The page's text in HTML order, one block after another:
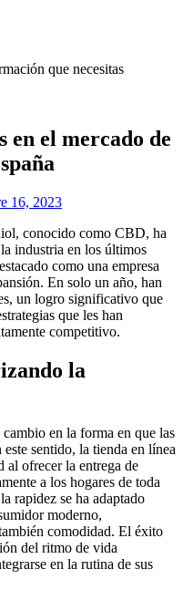
que necesitas
en el mercado de
16, 2023
conocido como CBD, ha
industria en los últimos
como una empresa
En solo un año, han
un logro significativo que
que les han
competitivo.
la
en la forma en que las
sentido, la tienda en línea
al ofrecer la entrega de
a los hogares de toda
rapidez se ha adaptado
moderno,
comodidad. El éxito
del ritmo de vida
en la rutina de sus